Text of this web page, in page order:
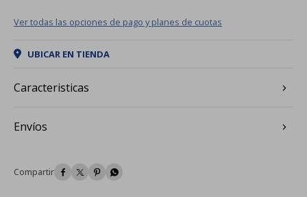
Ver todas las opciones de pago y planes de cuotas
UBICAR EN TIENDA
Caracteristicas
Envíos
   